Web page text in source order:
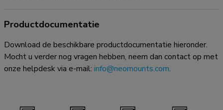
Productdocumentatie
Download de beschikbare productdocumentatie hieronder.
Mocht u verder nog vragen hebben, neem dan contact op met
onze helpdesk via e-mail: info@neomounts.com.